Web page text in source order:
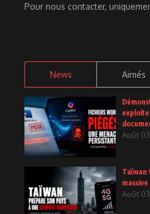
Pour nous contacter,
News Aimés
Août
Taïwan
Août